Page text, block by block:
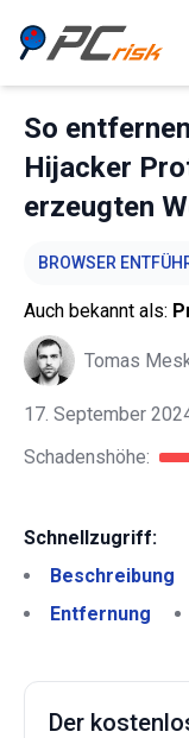
So
Hijacker
erzeugten
BROWSER
Auch bekannt als:
Tomas
17. September
Schadenshöhe:
Schnellzugriff:
Beschreibung
Entfernung
Der